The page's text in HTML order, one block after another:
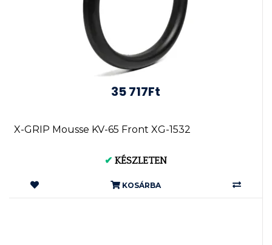
35 717Ft
X-GRIP Mousse KV-65 Front XG-1532
✔ KÉSZLETEN
KOSÁRBA